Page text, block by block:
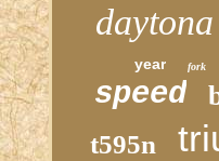
daytona
year
fork
speed
t595n